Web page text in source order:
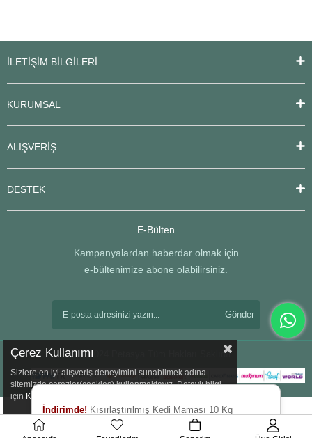
İLETİŞİM BİLGİLERİ
KURUMSAL
ALIŞVERİŞ
DESTEK
E-Bülten
Kampanyalardan haberdar olmak için
e-bültenimize abone olabilirsiniz.
Gönder
© 2024 Petasya Tüm Hakları Saklıdır.
İndirimde! Kısırlaştırılmış Kedi Maması 10 Kg
Çerez Kullanımı
Sizlere en iyi alışveriş deneyimini sunabilmek adına
sitemizde çerezler(cookies) kullanmaktayız. Detaylı bilgi
için Kvkk